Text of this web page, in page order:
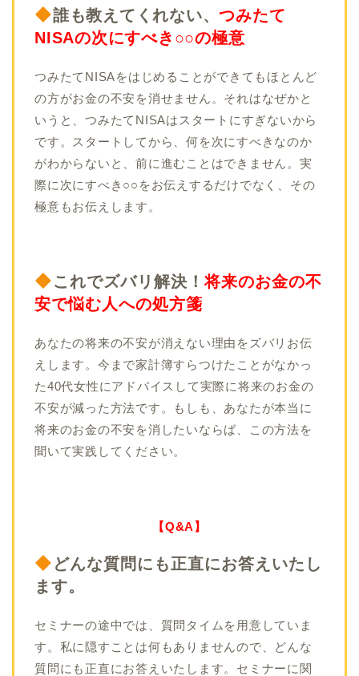
誰も教えてくれない、つみたて
NISAの次にすべき○○の極意
つみたてNISAをはじめることができてもほとんど
の方がお金の不安を消せません。それはなぜかと
いうと、つみたてNISAはスタートにすぎないから
です。スタートしてから、何を次にすべきなのか
がわからないと、前に進むことはできません。実
際に次にすべき○○をお伝えするだけでなく、その
極意もお伝えします。
これでズバリ解決！将来のお金の不
安で悩む人への処方箋
あなたの将来の不安が消えない理由をズバリお伝
えします。今まで家計簿すらつけたことがなかっ
た40代女性にアドバイスして実際に将来のお金の
不安が減った方法です。もしも、あなたが本当に
将来のお金の不安を消したいならば、この方法を
聞いて実践してください。
【Q&A】
どんな質問にも正直にお答えいたし
ます。
セミナーの途中では、質問タイムを用意していま
す。私に隠すことは何もありませんので、どんな
質問にも正直にお答えいたします。セミナーに関